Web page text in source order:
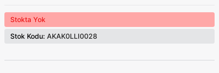
Stokta Yok
Stok Kodu: AKAK0LLI0028